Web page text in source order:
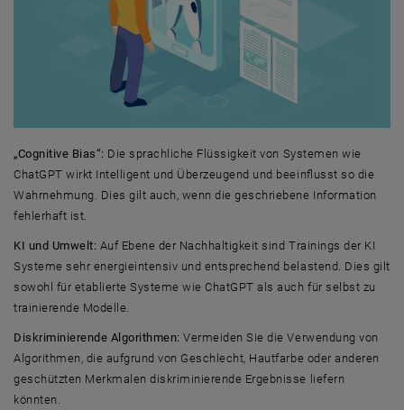
„Cognitive Bias“: Die sprachliche Flüssigkeit von Systemen wie
ChatGPT wirkt Intelligent und Überzeugend und beeinflusst so die
Wahrnehmung. Dies gilt auch, wenn die geschriebene Information
fehlerhaft ist.
KI und Umwelt: Auf Ebene der Nachhaltigkeit sind Trainings der KI
Systeme sehr energieintensiv und entsprechend belastend. Dies gilt
sowohl für etablierte Systeme wie ChatGPT als auch für selbst zu
trainierende Modelle.
Diskriminierende Algorithmen: Vermeiden Sie die Verwendung von
Algorithmen, die aufgrund von Geschlecht, Hautfarbe oder anderen
geschützten Merkmalen diskriminierende Ergebnisse liefern
könnten.